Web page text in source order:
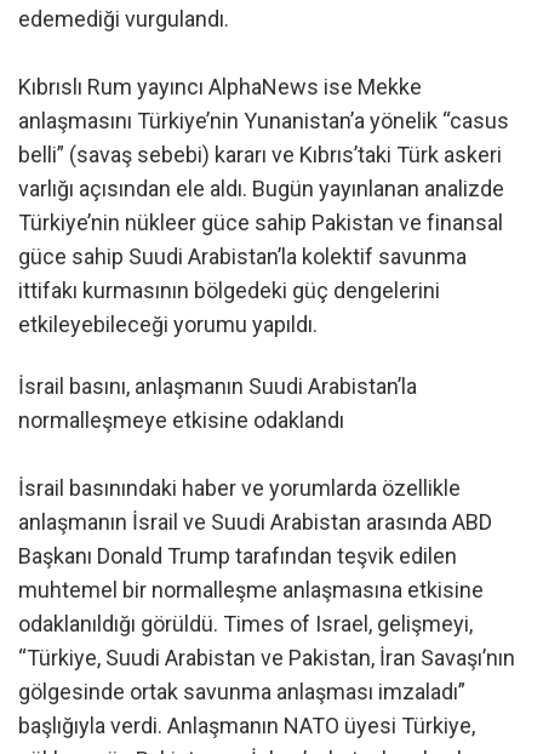
edemediği vurgulandı.
Kıbrıslı Rum yayıncı AlphaNews ise Mekke
anlaşmasını Türkiye’nin Yunanistan’a yönelik “casus
belli” (savaş sebebi) kararı ve Kıbrıs’taki Türk askeri
varlığı açısından ele aldı. Bugün yayınlanan analizde
Türkiye’nin nükleer güce sahip Pakistan ve finansal
güce sahip Suudi Arabistan’la kolektif savunma
ittifakı kurmasının bölgedeki güç dengelerini
etkileyebileceği yorumu yapıldı.
İsrail basını, anlaşmanın Suudi Arabistan’la
normalleşmeye etkisine odaklandı
İsrail basınındaki haber ve yorumlarda özellikle
anlaşmanın İsrail ve Suudi Arabistan arasında ABD
Başkanı Donald Trump tarafından teşvik edilen
muhtemel bir normalleşme anlaşmasına etkisine
odaklanıldığı görüldü. Times of Israel, gelişmeyi,
“Türkiye, Suudi Arabistan ve Pakistan, İran Savaşı’nın
gölgesinde ortak savunma anlaşması imzaladı”
başlığıyla verdi. Anlaşmanın NATO üyesi Türkiye,